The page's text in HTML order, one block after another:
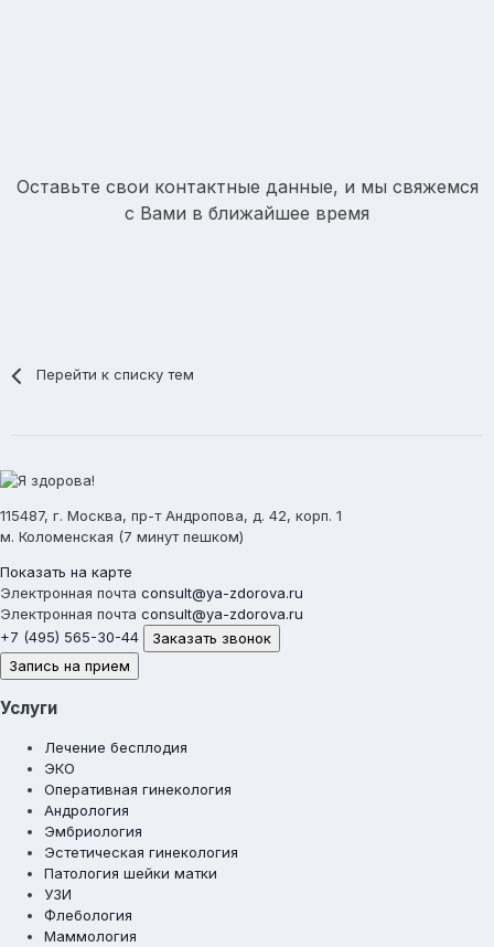
Оставьте свои контактные данные, и мы свяжемся
с Вами в ближайшее время
Перейти к списку тем
115487, г. Москва, пр-т Андропова, д. 42, корп. 1
м. Коломенская (7 минут пешком)
Показать на карте
Электронная почта consult@ya-zdorova.ru
Электронная почта consult@ya-zdorova.ru
+7 (495) 565-30-44
Заказать звонок
Запись на прием
Услуги
Лечение бесплодия
ЭКО
Оперативная гинекология
Андрология
Эмбриология
Эстетическая гинекология
Патология шейки матки
УЗИ
Флебология
Маммология